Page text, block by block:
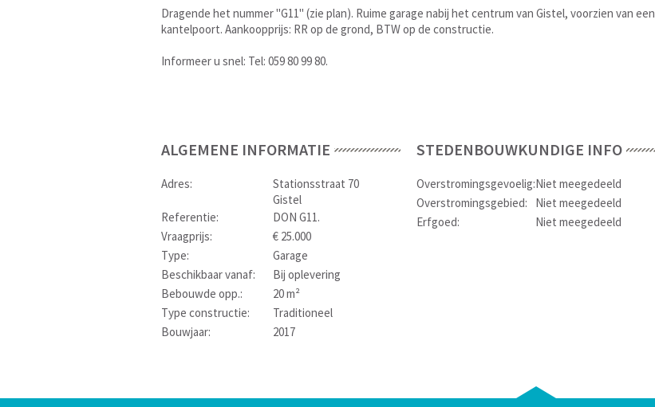
Dragende het nummer "G11" (zie plan). Ruime garage nabij het centrum van Gistel, voorzien van een
kantelpoort. Aankoopprijs: RR op de grond, BTW op de constructie.
Informeer u snel: Tel: 059 80 99 80.
ALGEMENE INFORMATIE
Adres:
Stationsstraat 70
Gistel
Referentie:
DON G11.
Vraagprijs:
€ 25.000
Type:
Garage
Beschikbaar vanaf:
Bij oplevering
Bebouwde opp.:
20 m²
Type constructie:
Traditioneel
Bouwjaar:
2017
STEDENBOUWKUNDIGE INFO
Overstromingsgevoelig:Niet meegedeeld
Overstromingsgebied:
Niet meegedeeld
Erfgoed:
Niet meegedeeld